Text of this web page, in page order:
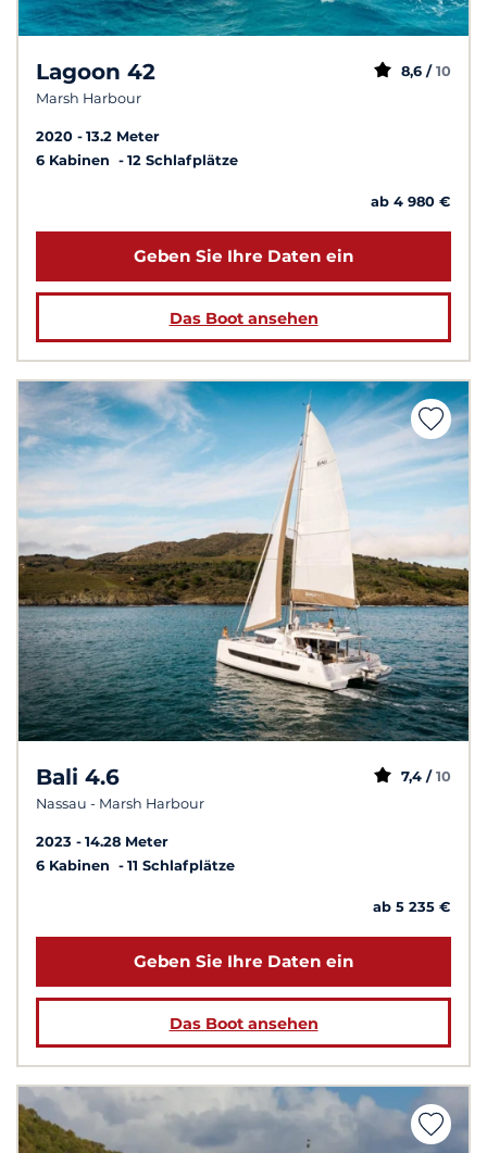
Lagoon 42
Marsh Harbour
8,6 / 10
2020
13.2 Meter
6 Kabinen
12 Schlafplätze
ab 4 980 €
Geben Sie Ihre Daten ein
Das Boot ansehen
Bali 4.6
Nassau - Marsh Harbour
7,4 / 10
2023
14.28 Meter
6 Kabinen
11 Schlafplätze
ab 5 235 €
Geben Sie Ihre Daten ein
Das Boot ansehen